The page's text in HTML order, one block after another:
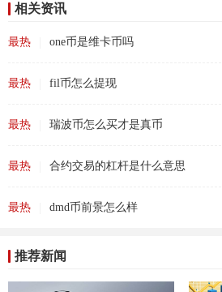
相关资讯
最热 one币是维卡币吗
最热 fil币怎么提现
最热 瑞波币怎么买才是真币
最热 合约交易的杠杆是什么意思
最热 dmd币前景怎么样
推荐新闻